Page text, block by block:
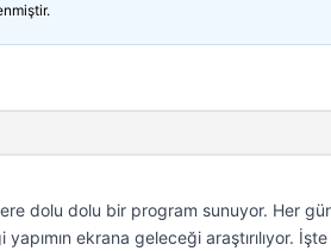
dolu dolu bir program sunuyor. Her
ekrana geleceği araştırılıyor.